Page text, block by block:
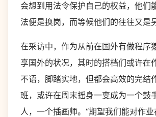
会想到用法令保护自己的权益，他们
法便是换岗，而等候他们的往往又是
在采访中，作为从前在国外有做程序
享国外的状况，其时的搭档们或许在
不语，脚踏实地，但都会高效的完结
班，或许在周末摇身一变成为一个鼓
人，一个插画师。“期望我们能对作